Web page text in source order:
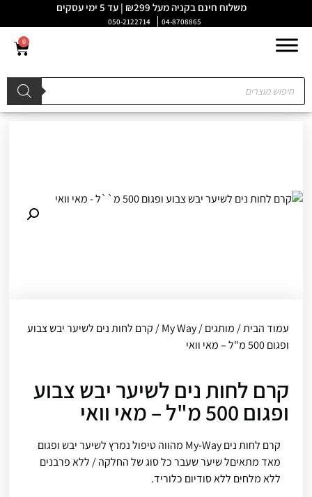
משלוח חינם בקניה מעל ₪299 | עד 5 ימי עסקים
04-8708865
050-2122714
0
עמוד הבית/מותגים/
My Way/ קרם לחות נים לשיער יבש צבוע
ופגום 500 מ"ל – מאי וואי
קרם לחות נים לשיער יבש צבוע
ופגום 500 מ"ל – מאי וואי
קרם לחות נים My-Way מהווה טיפול נמרץ לשיער יבש ופגום
מאד מתאיםל שיער שעבר כל סוג של החלקה / ללא פרבנים
ללא מלחים ללא סודיום כלוריד.